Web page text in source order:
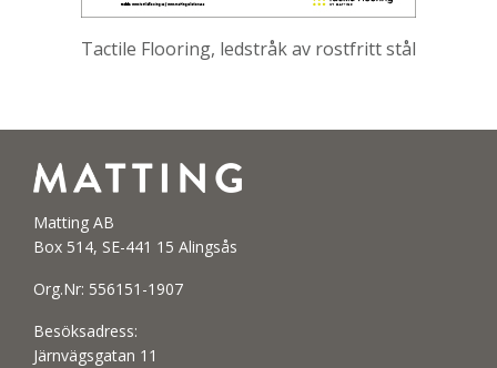
Tactile Flooring, ledstråk av rostfritt stål
Matting AB
Box 514, SE-441 15 Alingsås
Org.Nr: 556151-1907
Besöksadress:
Järnvägsgatan 11